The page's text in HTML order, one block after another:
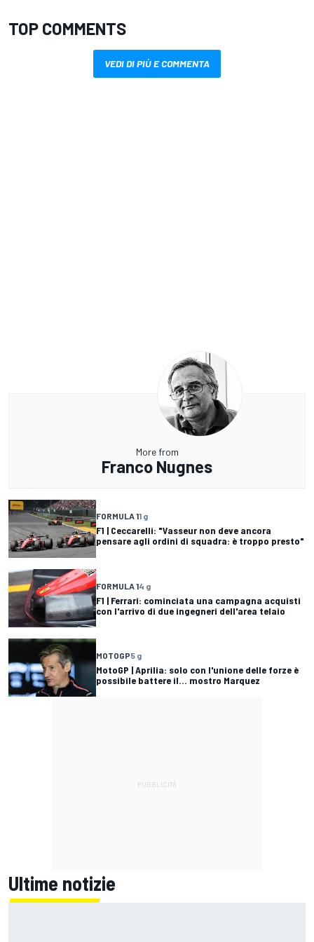
TOP COMMENTS
VEDI DI PIÙ E COMMENTA
More from
Franco Nugnes
FORMULA 11 g
F1 | Ceccarelli: "Vasseur non deve ancora
pensare agli ordini di squadra: è troppo presto"
FORMULA 14 g
F1 | Ferrari: cominciata una campagna acquisti
con l'arrivo di due ingegneri dell'area telaio
MOTOGP5 g
MotoGP | Aprilia: solo con l'unione delle forze è
possibile battere il... mostro Marquez
Ultime notizie